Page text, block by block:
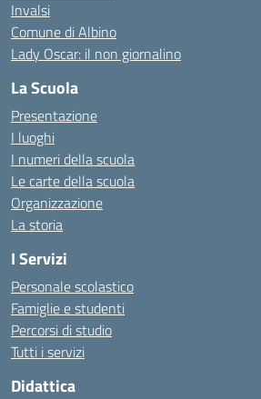
Invalsi
Comune di Albino
Lady Oscar: il non giornalino
La Scuola
Presentazione
I luoghi
I numeri della scuola
Le carte della scuola
Organizzazione
La storia
I Servizi
Personale scolastico
Famiglie e studenti
Percorsi di studio
Tutti i servizi
Didattica